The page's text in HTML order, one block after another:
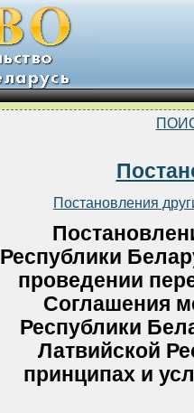
Постановления
Республики
проведении
Соглашения
Республики
Латвийской
принципах и